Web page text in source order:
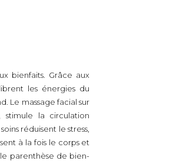
bienfaits. Grâce aux
les énergies du
Le massage facial sur
stimule la circulation
réduisent le stress,
à la fois le corps et
parenthèse de bien-